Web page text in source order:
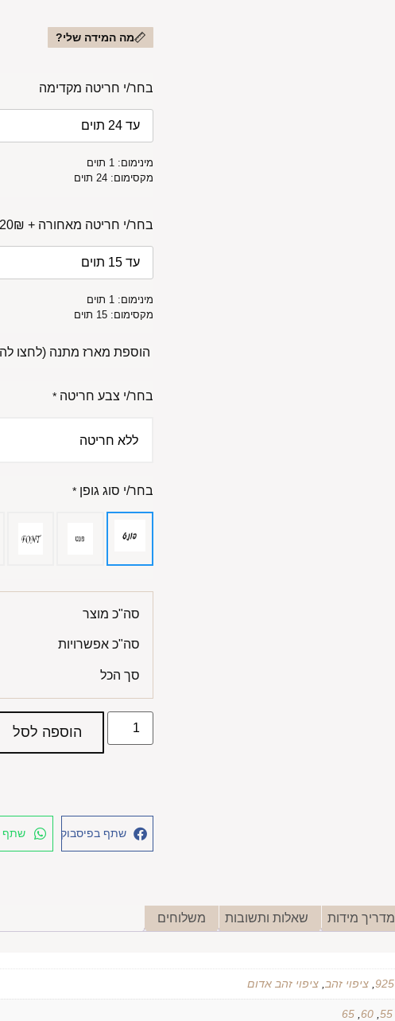
מה המידה שלי?
בחר/י חריטה מקדימה
מינימום: 1 תוים
מקסימום: 24 תוים
בחר/י חריטה מאחורה + 20₪
מינימום: 1 תוים
מקסימום: 15 תוים
הוספת מארז מתנה (לחצו
בחר/י צבע חריטה *
בחר/י סוג גופן *
סה"כ מוצר
סה"כ אפשרויות
סך הכל
הוספה לסל
שתף בפיסבוק שתף
מדריך מידות שאלות ותשובות משלוחים
, ציפוי זהב ציפוי זהב אדום
55
,
60
,
65